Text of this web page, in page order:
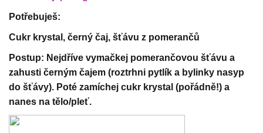
Potřebuješ:
Cukr krystal, černý čaj, šťávu z pomerančů
Postup: Nejdříve vymačkej pomerančovou šťávu a
zahusti černým čajem (roztrhni pytlík a bylinky nasyp
do šťávy). Poté zamíchej cukr krystal (pořádně!) a
nanes na tělo/pleť.